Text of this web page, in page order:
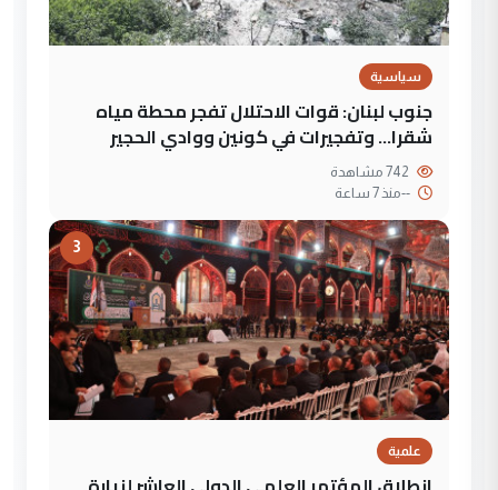
سياسية
جنوب لبنان: قوات الاحتلال تفجر محطة مياه
شقرا… وتفجيرات في كونين ووادي الحجير
--منذ 7 ساعة
3
علمية